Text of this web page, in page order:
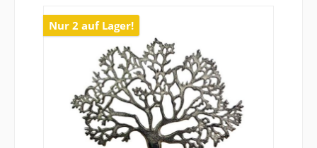
Nur 2 auf Lager!